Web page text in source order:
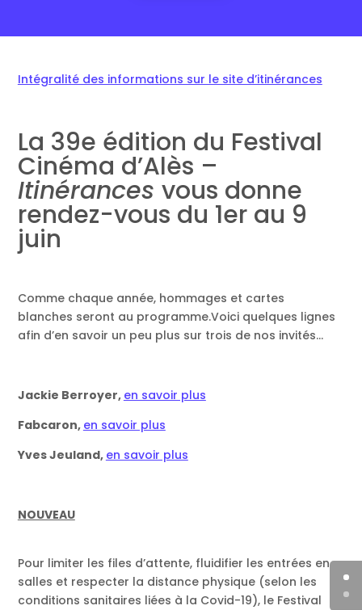
Intégralité des informations sur le site d’itinérances
La 39e édition du Festival
Cinéma d’Alès –
Itinérances vous donne
rendez-vous du 1er au 9
juin
Comme chaque année, hommages et cartes
blanches seront au programme.Voici quelques lignes
afin d’en savoir un peu plus sur trois de nos invités…
Jackie Berroyer, en savoir plus
Fabcaron, en savoir plus
Yves Jeuland, en savoir plus
NOUVEAU
Pour limiter les files d’attente, fluidifier les entrées en
salles et respecter la distance physique (selon les
conditions sanitaires liées à la Covid-19), le Festival